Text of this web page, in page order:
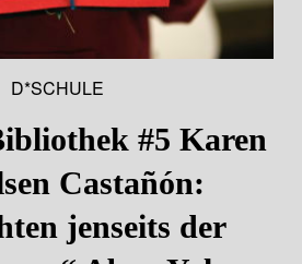
D*SCHULE
#5 Karen
Castañón:
jenseits der